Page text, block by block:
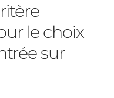
le choix
sur